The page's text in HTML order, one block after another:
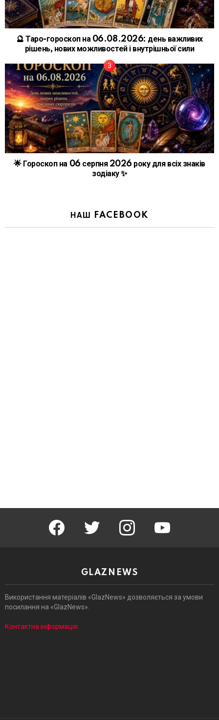
🔮 Таро-гороскоп на 06.08.2026: день важливих
рішень, нових можливостей і внутрішньої сили
🌟 Гороскоп на 06 серпня 2026 року для всіх знаків
зодіаку ✨
НАШ FACEBOOK
facebook twitter instagram youtube
GLAZNEWS
Використання матеріалів «GlazNews» дозволяється за умови
посилання на «GlazNews».
Контактна інформація